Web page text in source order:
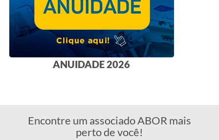
ANUIDADE 2026
Encontre um associado ABOR mais
perto de você!